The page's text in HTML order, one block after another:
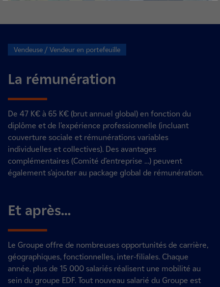
Vendeuse / Vendeur en portefeuille
La rémunération
De 47 K€ à 65 K€ (brut annuel global) en fonction du
diplôme et de l’expérience professionnelle (incluant
couverture sociale et rémunérations variables
individuelles et collectives). Des avantages
complémentaires (Comité d’entreprise …) peuvent
également s’ajouter au package global de rémunération.
Et après…
Le Groupe offre de nombreuses opportunités de carrière,
géographiques, fonctionnelles, inter-filiales. Chaque
année, plus de 15 000 salariés réalisent une mobilité au
sein du groupe EDF. Tout nouveau salarié du Groupe est